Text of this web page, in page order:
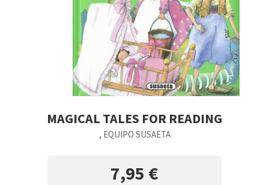
MAGICAL TALES FOR READING
, EQUIPO SUSAETA
7,95 €